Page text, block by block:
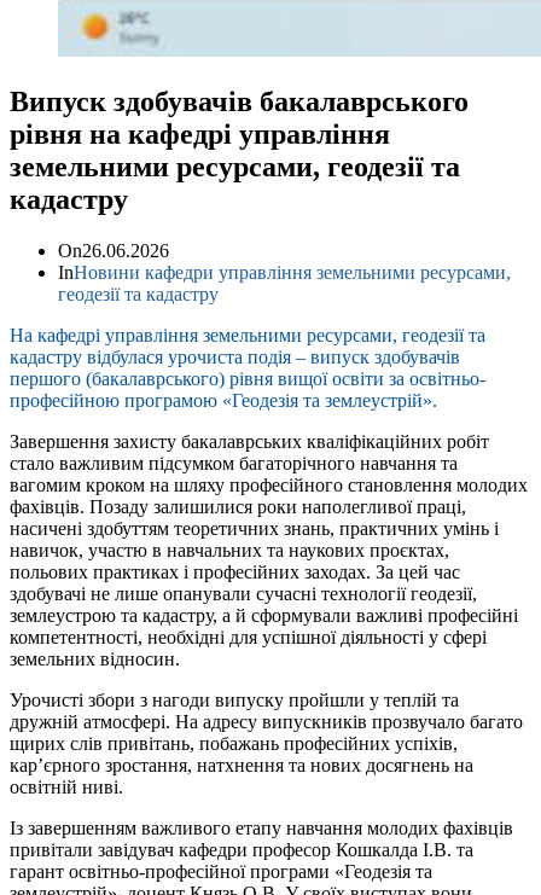
Випуск здобувачів бакалаврського
рівня на кафедрі управління
земельними ресурсами, геодезії та
кадастру
On26.06.2026
InНовини кафедри управління земельними ресурсами,
геодезії та кадастру
На кафедрі управління земельними ресурсами, геодезії та
кадастру відбулася урочиста подія – випуск здобувачів
першого (бакалаврського) рівня вищої освіти за освітньо-
професійною програмою «Геодезія та землеустрій».
Завершення захисту бакалаврських кваліфікаційних робіт
стало важливим підсумком багаторічного навчання та
вагомим кроком на шляху професійного становлення молодих
фахівців. Позаду залишилися роки наполегливої праці,
насичені здобуттям теоретичних знань, практичних умінь і
навичок, участю в навчальних та наукових проєктах,
польових практиках і професійних заходах. За цей час
здобувачі не лише опанували сучасні технології геодезії,
землеустрою та кадастру, а й сформували важливі професійні
компетентності, необхідні для успішної діяльності у сфері
земельних відносин.
Урочисті збори з нагоди випуску пройшли у теплій та
дружній атмосфері. На адресу випускників прозвучало багато
щирих слів привітань, побажань професійних успіхів,
кар’єрного зростання, натхнення та нових досягнень на
освітній ниві.
Із завершенням важливого етапу навчання молодих фахівців
привітали завідувач кафедри професор Кошкалда І.В. та
гарант освітньо-професійної програми «Геодезія та